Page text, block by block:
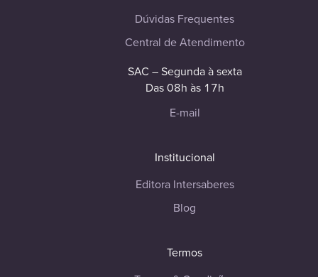
Dúvidas Frequentes
Central de Atendimento
SAC – Segunda à sexta
Das 08h às 17h
E-mail
Institucional
Editora Intersaberes
Blog
Termos